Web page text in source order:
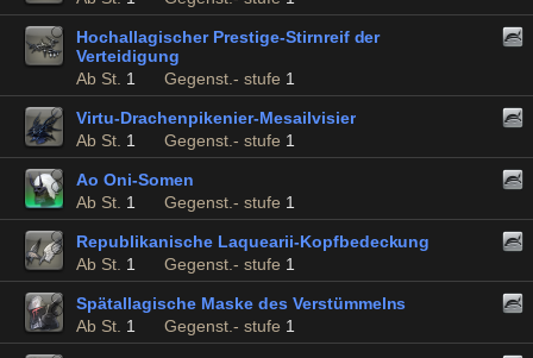
Hochallagischer Prestige-Stirnreif der
Verteidigung
Ab St. 1 Gegenst.- stufe 1
Virtu-Drachenpikenier-Mesailvisier
Ab St. 1 Gegenst.- stufe 1
Ao Oni-Somen
Ab St. 1 Gegenst.- stufe 1
Republikanische Laquearii-Kopfbedeckung
Ab St. 1 Gegenst.- stufe 1
Spätallagische Maske des Verstümmelns
Ab St. 1 Gegenst.- stufe 1